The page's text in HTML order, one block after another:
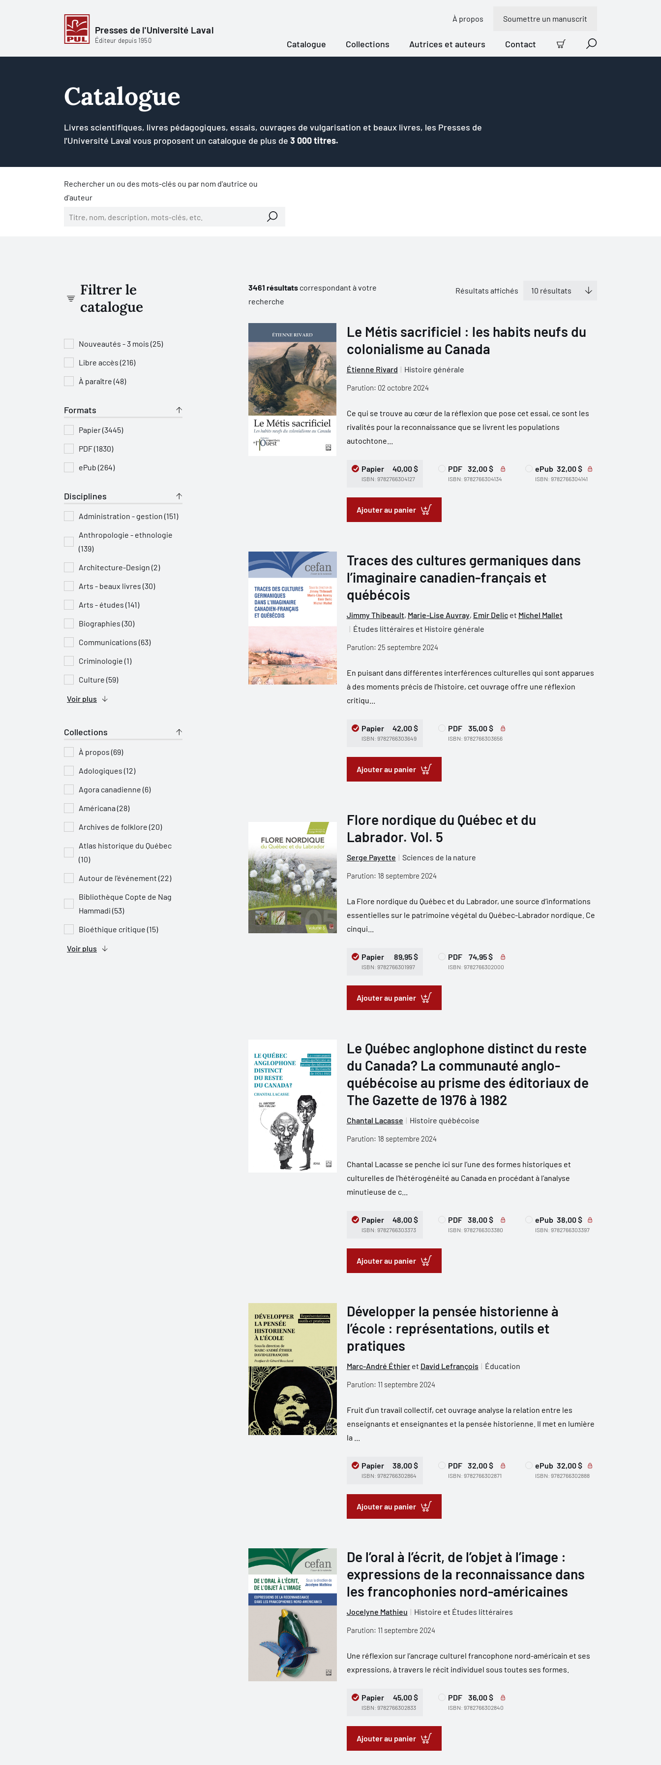
Presses de l'Université Laval
Éditeur depuis 1950
À propos Soumettre un manuscrit
Catalogue Collections Autrices et auteurs Contact
Panier Recherche
Catalogue
Livres scientifiques, livres pédagogiques, essais, ouvrages de vulgarisation et beaux livres, les Presses de
l'Université Laval vous proposent un catalogue de plus de 3 000 titres.
Rechercher un ou des mots-clés ou par nom d'autrice ou
d'auteur
Filtrer le
catalogue
Nouveautés - 3 mois (25)
Libre accès (216)
À paraître (48)
Formats
Papier (3445)
PDF (1830)
ePub (264)
Disciplines
Administration - gestion (151)
Anthropologie - ethnologie
(139)
Architecture-Design (2)
Arts - beaux livres (30)
Arts - études (141)
Biographies (30)
Communications (63)
Criminologie (1)
Culture (59)
Voir plus
Collections
À propos (69)
Adologiques (12)
Agora canadienne (6)
Américana (28)
Archives de folklore (20)
Atlas historique du Québec
(10)
Autour de l'événement (22)
Bibliothèque Copte de Nag
Hammadi (53)
Bioéthique critique (15)
Voir plus
3461 résultatscorrespondant à votre
recherche
Résultats affichés
Le Métis sacrificiel : les habits neufs du
colonialisme au Canada
Étienne Rivard Histoire générale
Parution: 02 octobre 2024
Ce qui se trouve au cœur de la réflexion que pose cet essai, ce sont les
rivalités pour la reconnaissance que se livrent les populations
autochtone...
Papier 40,00 $
ISBN: 9782766304127
PDF 32,00 $
ISBN: 9782766304134
ePub 32,00 $
ISBN: 9782766304141
Ajouter au panier
Traces des cultures germaniques dans
l’imaginaire canadien-français et
québécois
Jimmy Thibeault, Marie-Lise Auvray, Emir Delicet Michel Mallet
Études littéraires et Histoire générale
Parution: 25 septembre 2024
En puisant dans différentes interférences culturelles qui sont apparues
à des moments précis de l’histoire, cet ouvrage offre une réflexion
critiqu...
Papier 42,00 $
ISBN: 9782766303649
PDF 35,00 $
ISBN: 9782766303656
Ajouter au panier
Flore nordique du Québec et du
Labrador. Vol. 5
Serge Payette Sciences de la nature
Parution: 18 septembre 2024
La Flore nordique du Québec et du Labrador, une source d’informations
essentielles sur le patrimoine végétal du Québec-Labrador nordique. Ce
cinqui...
Papier 89,95 $
ISBN: 9782766301997
PDF 74,95 $
ISBN: 9782766302000
Ajouter au panier
Le Québec anglophone distinct du reste
du Canada? La communauté anglo-
québécoise au prisme des éditoriaux de
The Gazette de 1976 à 1982
Chantal Lacasse Histoire québécoise
Parution: 18 septembre 2024
Chantal Lacasse se penche ici sur l’une des formes historiques et
culturelles de l’hétérogénéité au Canada en procédant à l’analyse
minutieuse de c...
Papier 48,00 $
ISBN: 9782766303373
PDF 38,00 $
ISBN: 9782766303380
ePub 38,00 $
ISBN: 9782766303397
Ajouter au panier
Développer la pensée historienne à
l’école : représentations, outils et
pratiques
Marc-André Éthieret David Lefrançois Éducation
Parution: 11 septembre 2024
Fruit d’un travail collectif, cet ouvrage analyse la relation entre les
enseignants et enseignantes et la pensée historienne. Il met en lumière
la ...
Papier 38,00 $
ISBN: 9782766302864
PDF 32,00 $
ISBN: 9782766302871
ePub 32,00 $
ISBN: 9782766302888
Ajouter au panier
De l’oral à l’écrit, de l’objet à l’image :
expressions de la reconnaissance dans
les francophonies nord-américaines
Jocelyne Mathieu Histoire et Études littéraires
Parution: 11 septembre 2024
Une réflexion sur l’ancrage culturel francophone nord-américain et ses
expressions, à travers le récit individuel sous toutes ses formes.
Papier 45,00 $
ISBN: 9782766302833
PDF 36,00 $
ISBN: 9782766302840
Ajouter au panier